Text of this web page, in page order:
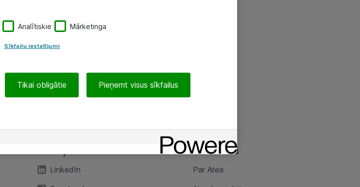
LinkedIn
Par Atea
Par Atea
Analītiskie Mārketinga
Sīkfailu iestatījumi
Tikai obligātie Pieņemt visus sīkfailus